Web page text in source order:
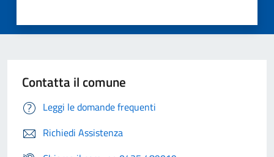
Contatta il comune
Leggi le domande frequenti
Richiedi Assistenza